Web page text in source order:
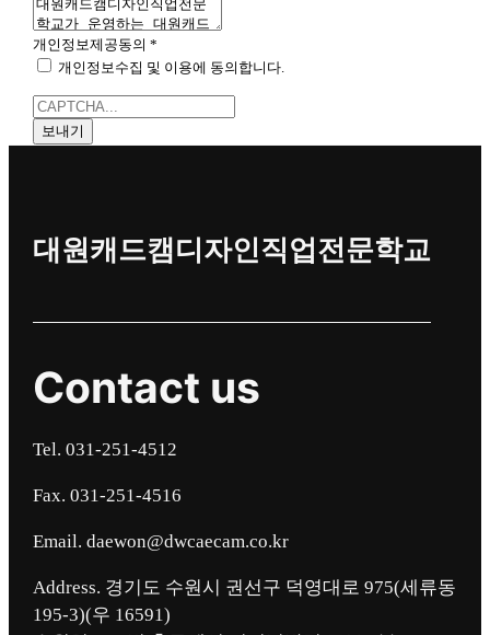
개인정보제공동의 *
개인정보수집 및 이용에 동의합니다.
보내기
대원캐드캠디자인직업전문학교
Contact us
Tel. 031-251-4512
Fax. 031-251-4516
Email. daewon@dwcaecam.co.kr
Address. 경기도 수원시 권선구 덕영대로 975(세류동
195-3)(우 16591)